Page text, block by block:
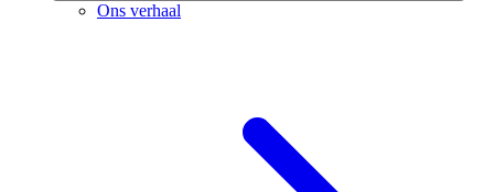
Ons verhaal